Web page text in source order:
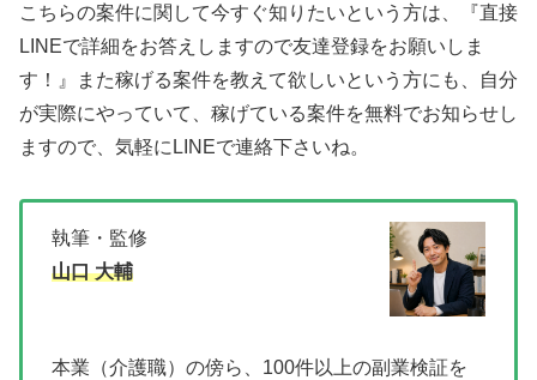
こちらの案件に関して今すぐ知りたいという方は、
『直接
LINEで詳細をお答えしますので友達登録をお願いしま
す！』
また稼げる案件を教えて欲しいという方にも、自分
が実際にやっていて、稼げている案件を無料でお知らせし
ますので、気軽にLINEで連絡下さいね。
執筆・監修
山口 大輔
本業（介護職）の傍ら、100件以上の副業検証を